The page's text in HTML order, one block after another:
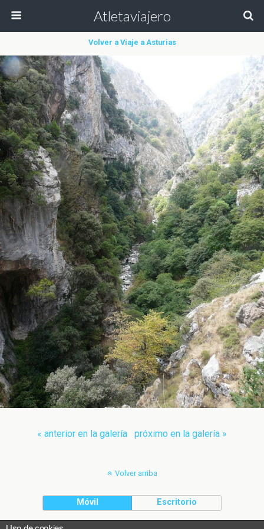
Atletaviajero
Volver a Viaje a Asturias
« anterior en la galería próximo en la galería »
Volver arriba
Móvil Escritorio